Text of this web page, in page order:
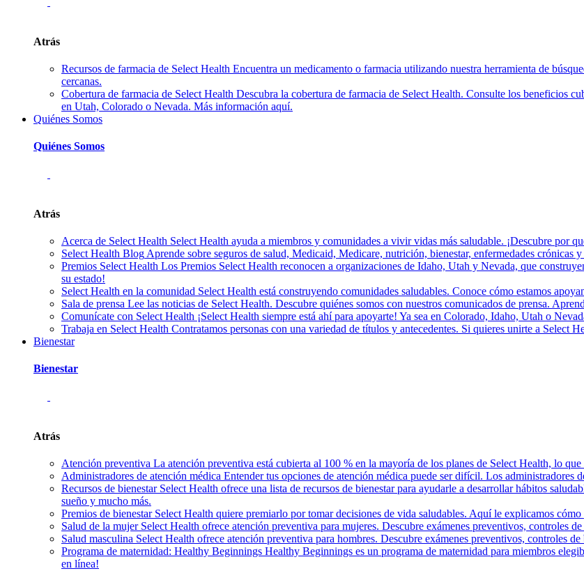
Atrás
Recursos de farmacia de Select Health Encuentra un medicamento o farmacia utilizando nuestra herramienta de
cercanas.
Cobertura de farmacia de Select Health Descubra la cobertura de farmacia de Select Health. Consulte los beneficios
en Utah, Colorado o Nevada. Más información aquí.
Quiénes Somos
Quiénes Somos
Atrás
Acerca de Select Health Select Health ayuda a miembros y comunidades a vivir vidas más saludable. ¡Descubre por
Select Health Blog Aprende sobre seguros de salud, Medicaid, Medicare, nutrición, bienestar, enfermedades crónicas
Premios Select Health Los Premios Select Health reconocen a organizaciones de Idaho, Utah y Nevada, que
su estado!
Select Health en la comunidad Select Health está construyendo comunidades saludables. Conoce cómo estamos
Sala de prensa Lee las noticias de Select Health. Descubre quiénes somos con nuestros comunicados de prensa.
Comunícate con Select Health ¡Select Health siempre está ahí para apoyarte! Ya sea en Colorado, Idaho, Utah o
Trabaja en Select Health Contratamos personas con una variedad de títulos y antecedentes. Si quieres unirte a Select
Bienestar
Bienestar
Atrás
Atención preventiva La atención preventiva está cubierta al 100 % en la mayoría de los planes de Select Health, lo
Administradores de atención médica Entender tus opciones de atención médica puede ser difícil. Los administradores
Recursos de bienestar Select Health ofrece una lista de recursos de bienestar para ayudarle a desarrollar hábitos
sueño y mucho más.
Premios de bienestar Select Health quiere premiarlo por tomar decisiones de vida saludables. Aquí le explicamos
Salud de la mujer Select Health ofrece atención preventiva para mujeres. Descubre exámenes preventivos, controles
Salud masculina Select Health ofrece atención preventiva para hombres. Descubre exámenes preventivos, controles
Programa de maternidad: Healthy Beginnings Healthy Beginnings es un programa de maternidad para miembros
en línea!